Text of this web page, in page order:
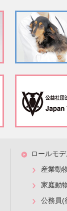
思われるマクロ
，議論の余地が
に渡ることなど
とりわけ骨髄中
報告されている
る．本症例では
赤血球数の増加
ざまであり，治
ロールモ
産業動
家庭動
公務員(